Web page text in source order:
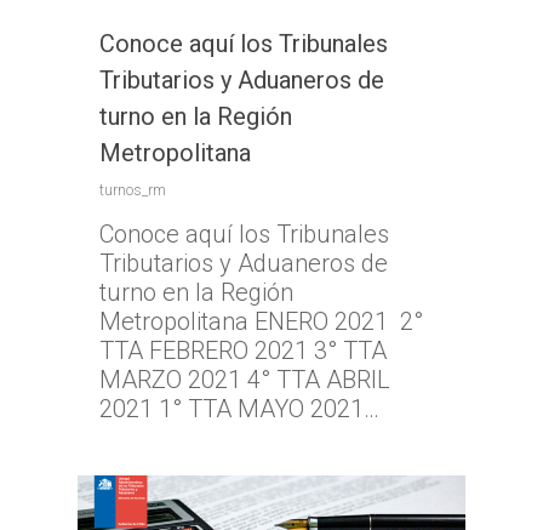
Conoce aquí los Tribunales
Tributarios y Aduaneros de
turno en la Región
Metropolitana
turnos_rm
Conoce aquí los Tribunales
Tributarios y Aduaneros de
turno en la Región
Metropolitana ENERO 2021 2°
TTA FEBRERO 2021 3° TTA
MARZO 2021 4° TTA ABRIL
2021 1° TTA MAYO 2021…